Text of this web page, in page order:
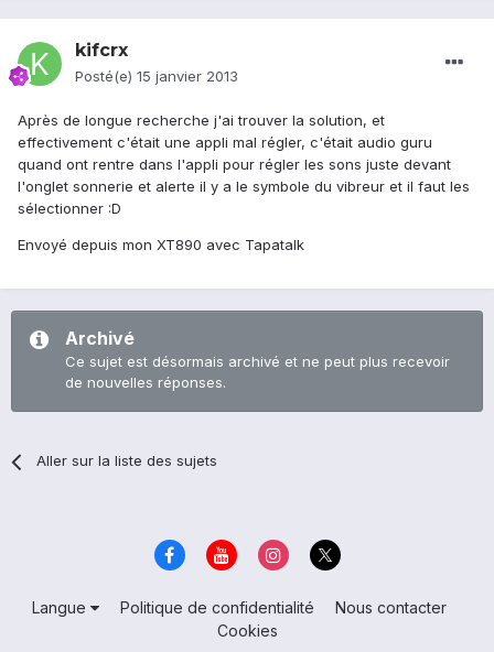
kifcrx
Posté(e) 15 janvier 2013
Après de longue recherche j'ai trouver la solution, et
effectivement c'était une appli mal régler, c'était audio guru
quand ont rentre dans l'appli pour régler les sons juste devant
l'onglet sonnerie et alerte il y a le symbole du vibreur et il faut les
sélectionner :D
Envoyé depuis mon XT890 avec Tapatalk
Archivé
Ce sujet est désormais archivé et ne peut plus recevoir
de nouvelles réponses.
Aller sur la liste des sujets
Langue Politique de confidentialité
Nous contacter
Cookies